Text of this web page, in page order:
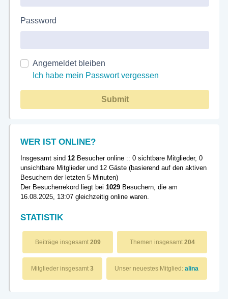
Password
Angemeldet bleiben
Ich habe mein Passwort vergessen
Submit
WER IST ONLINE?
Insgesamt sind 12 Besucher online :: 0 sichtbare Mitglieder, 0
unsichtbare Mitglieder und 12 Gäste (basierend auf den aktiven
Besuchern der letzten 5 Minuten)
Der Besucherrekord liegt bei 1029 Besuchern, die am
16.08.2025, 13:07 gleichzeitig online waren.
STATISTIK
Beiträge insgesamt 209 Themen insgesamt 204
Mitglieder insgesamt 3 Unser neuestes Mitglied:alina